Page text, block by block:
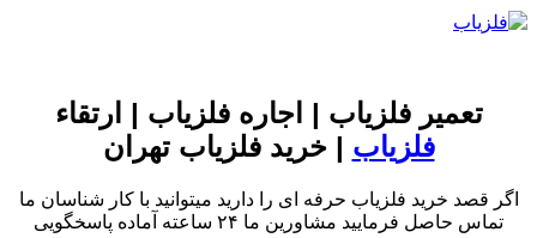
تعمیر فلزیاب | اجاره فلزیاب | ارتقاء
فلزیاب | خرید فلزیاب تهران
اگر قصد خرید فلزیاب حرفه ای را دارید میتوانید با کار شناسان ما
تماس حاصل فرمایید مشاورین ما ۲۴ ساعته آماده پاسخگویی